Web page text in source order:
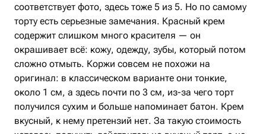
соответствует фото, здесь тоже 5 из 5. Но по самому
торту есть серьезные замечания. Красный крем
содержит слишком много красителя — он
окрашивает всё: кожу, одежду, зубы, который потом
сложно отмыть. Коржи совсем не похожи на
оригинал: в классическом варианте они тонкие,
около 1 см, а здесь почти по 3 см, из-за чего торт
получился сухим и больше напоминает батон. Крем
вкусный, к нему претензий нет. За такую стоимость